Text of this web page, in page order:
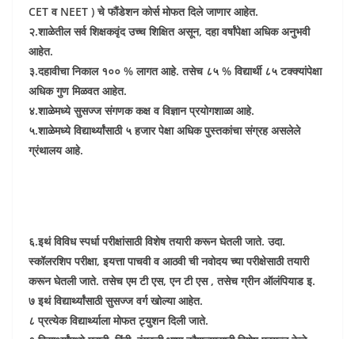
CET व NEET ) चे फौंडेशन कोर्स मोफत दिले जाणार आहेत.
२.शाळेतील सर्व शिक्षकवृंद उच्च शिक्षित असून, दहा वर्षांपेक्षा अधिक अनुभवी
आहेत.
३.दहावीचा निकाल १०० % लागत आहे. तसेच ८५ % विद्यार्थी ८५ टक्क्यांपेक्षा
अधिक गुण मिळवत आहेत.
४.शाळेमध्ये सुसज्ज संगणक कक्ष व विज्ञान प्रयोगशाळा आहे.
५.शाळेमध्ये विद्यार्थ्यांसाठी ५ हजार पेक्षा अधिक पुस्तकांचा संग्रह असलेले
ग्रंथालय आहे.
६.इथं विविध स्पर्धा परीक्षांसाठी विशेष तयारी करून घेतली जाते. उदा.
स्कॉलरशिप परीक्षा, इयत्ता पाचवी व आठवी ची नवोदय च्या परीक्षेसाठी तयारी
करून घेतली जाते. तसेच एम टी एस, एन टी एस , तसेच ग्रीन ऑलंपियाड इ.
७ इथं विद्यार्थ्यांसाठी सुसज्ज वर्ग खोल्या आहेत.
८ प्रत्येक विद्यार्थ्याला मोफत ट्युशन दिली जाते.